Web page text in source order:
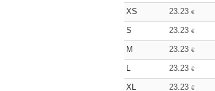
XS 23.23 €
S 23.23 €
M 23.23 €
L 23.23 €
XL 23.23 €